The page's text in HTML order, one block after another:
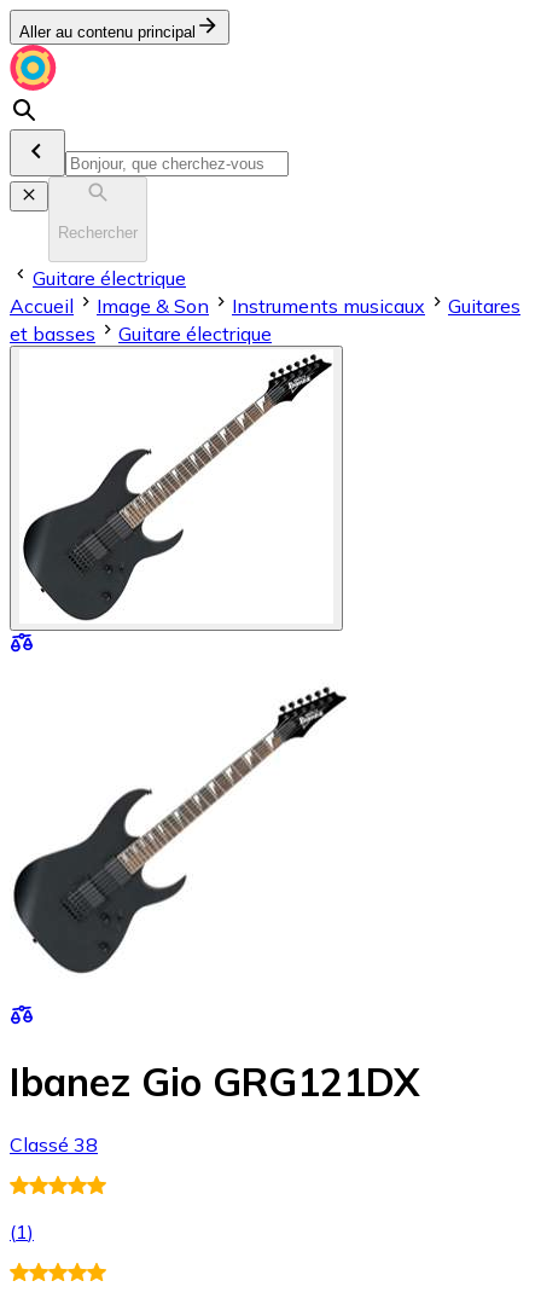
Aller au contenu principal
Rechercher
Guitare électrique
Accueil
Image & Son Instruments musicaux
Guitares
et basses
Guitare électrique
Ibanez Gio GRG121DX
Classé 38
(1)